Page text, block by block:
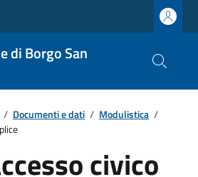
di Borgo San
/ Documenti e dati / Modulistica /
civico